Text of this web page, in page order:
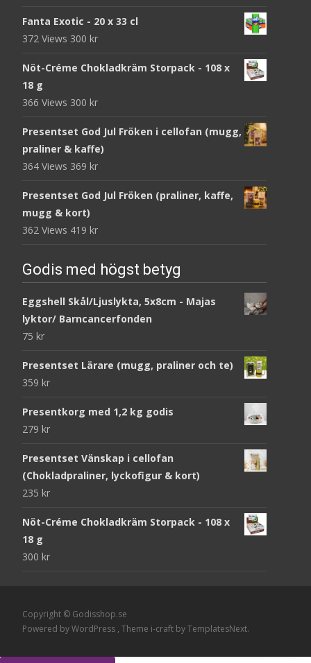
Fanta Exotic - 20 x 33 cl
372 Views 300 kr
Nöt-Créme Chokladkräm Storpack - 108 x
18 g
366 Views 300 kr
Presentset God Jul Fröken i cellofan (mugg,
praliner & kaffe)
364 Views 369 kr
Presentset God Jul Fröken (praliner, kaffe,
mugg & kort)
362 Views 419 kr
Godis med högst betyg
Eggshell Skål/Ljuslykta, 5x8cm - Majas
lyktor/ Barncancerfonden
75 kr
Presentset Lärare (mugg, praliner och te)
359 kr
Presentkorg med 1,2 kg godis
279 kr
Presentset Vänskap i cellofan
(Chokladpraliner, lyckofigur & kort)
235 kr
Nöt-Créme Chokladkräm Storpack - 108 x
18 g
300 kr
Copyright © Godisshop.se
Powered by WordPress , Theme i-craft by TemplatesNext.